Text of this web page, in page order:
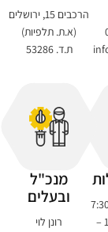
הרכבים 15, ירושלים
(א.ת. תלפיות)
ת.ד. 53286
ערבי חג - 12:30 –
מנכ"ל
ובעלים
רונן לוי